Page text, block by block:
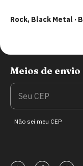
Rock, Black Metal ·
ENTREGAS PARA O CEP:
Meios de envio
Não sei meu CEP